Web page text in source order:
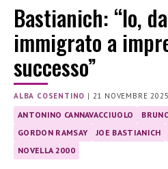
Bastianich: “Io,
immigrato a
successo”
ALBA COSENTINO | 21 NOVEMBRE 2025
ANTONINO CANNAVACCIUOLO
GORDON RAMSAY
JOE BASTIANICH
NOVELLA 2000